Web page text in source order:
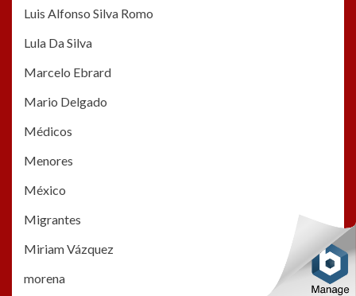
Luis Alfonso Silva Romo
Lula Da Silva
Marcelo Ebrard
Mario Delgado
Médicos
Menores
México
Migrantes
Miriam Vázquez
morena